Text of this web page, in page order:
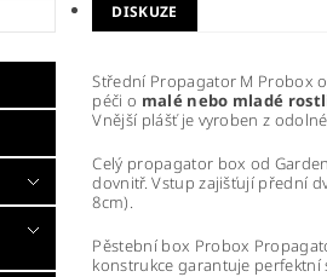
DISKUZE
Střední Propagator M Probox
péči o malé nebo mladé
Vnější plášť je vyroben z
Celý propagator box od
dovnitř. Vstup zajišťují přední
8cm).
Pěstební box Probox
konstrukce garantuje perfektní